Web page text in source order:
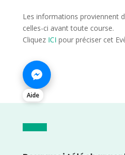
Les informations proviennent
celles-ci avant toute course.
Cliquez ICI pour préciser cet
Aide